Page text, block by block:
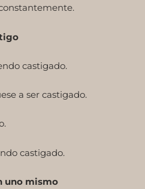
castigado.
a ser castigado.
castigado.
uno mismo